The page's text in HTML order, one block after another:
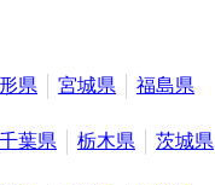
県 宮城県 福島県
千葉県 栃木県 茨城県